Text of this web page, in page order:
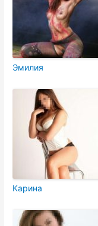
Эмилия
Карина